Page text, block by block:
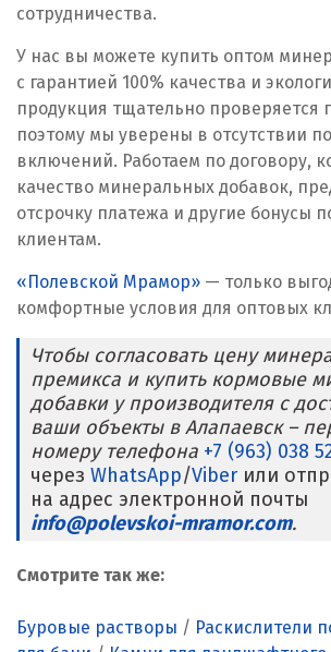
Пятигорск
Р
Раменское
Ревда
Реутов
Рязань
С
Салехард
Самара
Санкт-Петербург
Севастополь
сотрудничества.
У нас вы можете купить оптом
с гарантией 100% качества и
продукция тщательно проверяется
поэтому мы уверены в отсутствии
включений. Работаем по договору,
качество минеральных добавок,
отсрочку платежа и другие бонусы
клиентам.
«Полевской Мрамор» — только
комфортные условия для оптовых
Чтобы согласовать цену
премикса и купить кормовые
добавки у производителя с
ваши объекты в Алапаевск –
номеру телефона +7 (963) 038
через WhatsApp/Viber или
на адрес электронной почты
info@polevskoi-mramor.com.
Смотрите так же:
Буровые растворы / Раскислители